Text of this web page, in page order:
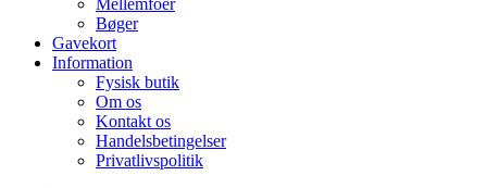
Bøger
Gavekort
Information
Fysisk butik
Om os
Kontakt os
Handelsbetingelser
Privatlivspolitik